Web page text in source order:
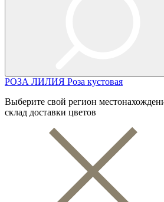
РОЗА ЛИЛИЯ Роза кустовая
Выберите свой регион
склад доставки цветов